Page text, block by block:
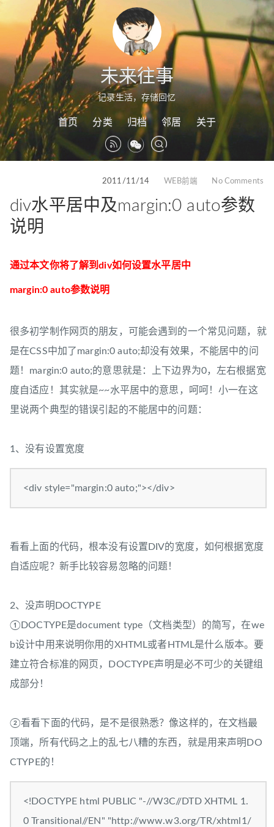
未来往事
记录生活，存储回忆
首页 分类 归档 邻居 关于
2011/11/14 WEB前端 No Comments
div水平居中及margin:0 auto参数
说明
通过本文你将了解到div如何设置水平居中
margin:0 auto参数说明
很多初学制作网页的朋友，可能会遇到的一个常见问题，就
是在CSS中加了margin:0 auto;却没有效果，不能居中的问
题！margin:0 auto;的意思就是：上下边界为0，左右根据宽
度自适应！其实就是~~水平居中的意思，呵呵！小一在这
里说两个典型的错误引起的不能居中的问题：
1、没有设置宽度
<div style="margin:0 auto;"></div>
看看上面的代码，根本没有设置DIV的宽度，如何根据宽度
自适应呢？新手比较容易忽略的问题！
2、没声明DOCTYPE
①DOCTYPE是document type（文档类型）的简写，在we
b设计中用来说明你用的XHTML或者HTML是什么版本。要
建立符合标准的网页，DOCTYPE声明是必不可少的关键组
成部分！
②看看下面的代码，是不是很熟悉？像这样的，在文档最
顶端，所有代码之上的乱七八糟的东西，就是用来声明DO
CTYPE的！
<!DOCTYPE html PUBLIC "-//W3C//DTD XHTML 1.
0 Transitional//EN" "http://www.w3.org/TR/xhtml1/